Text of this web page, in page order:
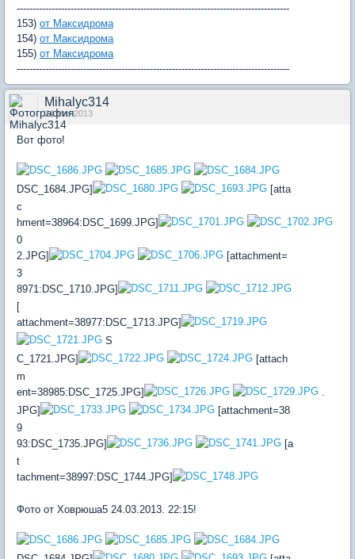
--------------------------------------------------------------------------------------
153) от Максидрома
154) от Максидрома
155) от Максидрома
--------------------------------------------------------------------------------------
Mihalyc314
24 Mar 2013
Вот фото!
DSC_1684.JPG]
[atta
c
hment=38964:DSC_1699.JPG]
0
2.JPG]
[attachment=
3
8971:DSC_1710.JPG]
[
attachment=38977:DSC_1713.JPG]
S
C_1721.JPG]
[attach
m
ent=38985:DSC_1725.JPG]
JPG]
[attachment=38
9
93:DSC_1735.JPG]
[a
t
tachment=38997:DSC_1744.JPG]
Фото от Ховрюша5 24.03.2013. 22:15!